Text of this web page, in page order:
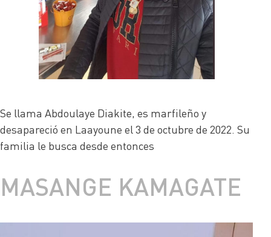
Se llama Abdoulaye Diakite, es marfileño y
desapareció en Laayoune el 3 de octubre de 2022. Su
familia le busca desde entonces
MASANGE KAMAGATE